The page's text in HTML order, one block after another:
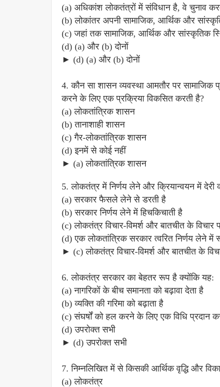
(a) अधिकांश लोकतंत्रों में संविधान है, वे चुनाव
(b) लोकांतर अपनी सामाजिक, आर्थिक और
(c) जहां तक सामाजिक, आर्थिक और सांस्कृतिक
(d) (a) और (b) दोनों
► (d) (a) और (b) दोनों
4. कौन सा शासन व्यवस्था आमतौर पर सामाजिक
करने के लिए एक प्रक्रिया विकसित करती है?
(a) लोकतांत्रिक शासन
(b) तानाशाही शासन
(c) गैर-लोकतांत्रिक शासन
(d) इनमें से कोई नहीं
► (a) लोकतांत्रिक शासन
5. लोकतंत्र में निर्णय लेने और क्रियान्वयन में देरी
(a) सरकार फैसले लेने से डरती है
(b) सरकार निर्णय लेने में हिचकिचाती है
(c) लोकतंत्र विचार-विमर्श और बातचीत के विचार
(d) एक लोकतांत्रिक सरकार त्वरित निर्णय लेने में
► (c) लोकतंत्र विचार-विमर्श और बातचीत के
6. लोकतंत्र सरकार का बेहतर रूप है क्योंकि यह:
(a) नागरिकों के बीच समानता को बढ़ावा देता है
(b) व्यक्ति की गरिमा को बढ़ाता है
(c) संघर्षों को हल करने के लिए एक विधि प्रदान
(d) उपरोक्त सभी
► (d) उपरोक्त सभी
7. निम्नलिखित में से किसकी आर्थिक वृद्धि और
(a) लोकतंत्र